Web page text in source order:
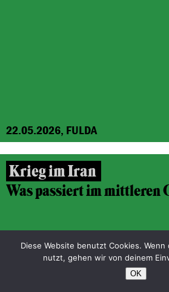
22.05.2026, FULDA
Krieg im Iran
Was passiert im mittleren
Diese Website benutzt Cookies.
nutzt, gehen wir von deinem
OK